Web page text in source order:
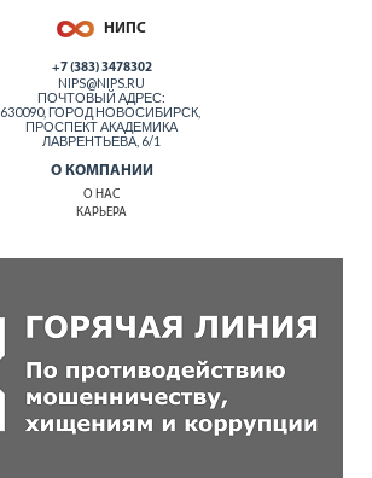
+7 (383) 3478302
NIPS@NIPS.RU
ПОЧТОВЫЙ АДРЕС:
630090, ГОРОД НОВОСИБИРСК,
ПРОСПЕКТ АКАДЕМИКА
ЛАВРЕНТЬЕВА, 6/1
О КОМПАНИИ
О НАС
КАРЬЕРА